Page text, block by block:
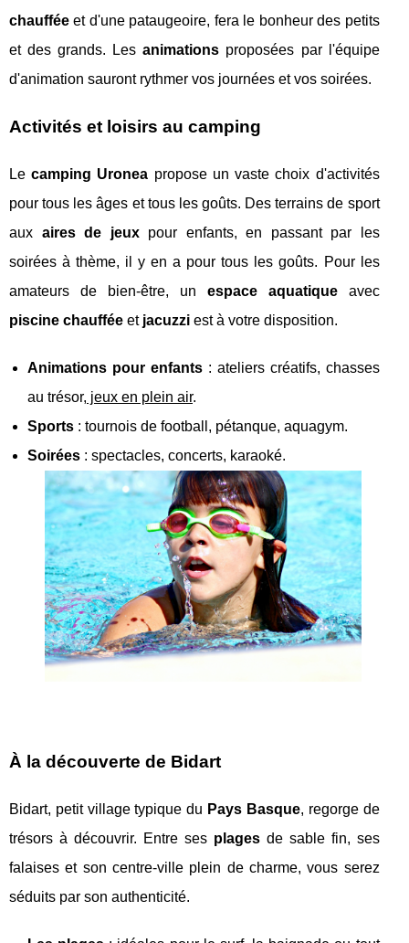
chauffée et d'une pataugeoire, fera le bonheur des petits
et des grands. Lesanimations proposées par l'équipe
d'animation sauront rythmer vos journées et vos soirées.
Activités et loisirs au camping
Lecamping Uronea propose un vaste choix d'activités
pour tous les âges et tous les goûts. Des terrains de sport
aux aires de jeuxpour enfants, en passant par les
soirées à thème, il y en a pour tous les goûts. Pour les
amateurs de bien-être, un espace aquatiqueavec
piscine chauffée et jacuzzi est à votre disposition.
Animations pour enfants: ateliers créatifs, chasses
au trésor, jeux en plein air.
Sports : tournois de football, pétanque, aquagym.
Soirées : spectacles, concerts, karaoké.
À la découverte de Bidart
Bidart, petit village typique du Pays Basque, regorge de
trésors à découvrir. Entre ses plagesde sable fin, ses
falaises et son centre-ville plein de charme, vous serez
séduits par son authenticité.